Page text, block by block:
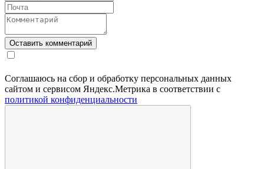
Соглашаюсь на сбор и обработку персональных данных
сайтом и сервисом Яндекс.Метрика в соответствии с
политикой конфиденциальности